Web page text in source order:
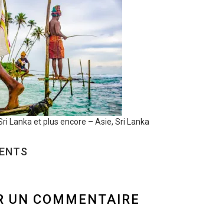
Lanka et plus encore – Asie, Sri Lanka
UN COMMENTAIRE